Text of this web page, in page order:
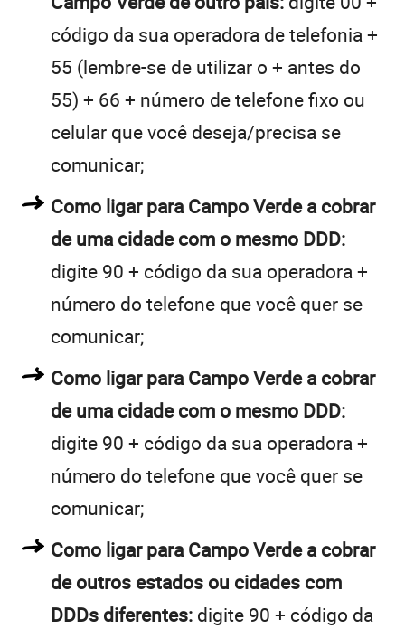
código da sua operadora de telefonia +
55 (lembre-se de utilizar o + antes do
55) + 66 + número de telefone fixo ou
celular que você deseja/precisa se
comunicar;
Como ligar para Campo Verde a cobrar
de uma cidade com o mesmo DDD:
digite 90 + código da sua operadora +
número do telefone que você quer se
comunicar;
Como ligar para Campo Verde a cobrar
de uma cidade com o mesmo DDD:
digite 90 + código da sua operadora +
número do telefone que você quer se
comunicar;
Como ligar para Campo Verde a cobrar
de outros estados ou cidades com
DDDs diferentes: digite 90 + código da